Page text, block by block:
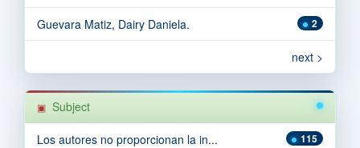
2
Guevara Matiz, Dairy Daniela.
next >
Subject
115
Los autores no proporcionan la in...